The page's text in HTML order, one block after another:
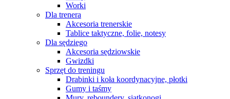
Worki
Dla trenera
Akcesoria trenerskie
Tablice taktyczne, folie, notesy
Dla sędziego
Akcesoria sędziowskie
Gwizdki
Sprzęt do treningu
Drabinki i koła koordynacyjne, płotki
Gumy i taśmy